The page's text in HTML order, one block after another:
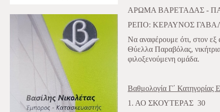
ΑΡΩΜΑ ΒΑΡΕΤΑΔΑΣ -
ΡΕΠΟ: ΚΕΡΑΥΝΟΣ
Να αναφέρουμε ότι, στον
Θύελλα Παραβόλας,
φιλοξενούμενη ομάδα.
Βαθμολογία Γ΄
1. ΑΟ ΣΚΟΥΤΕΡΑΣ 30